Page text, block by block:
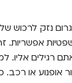
נזק לרכוש
רגילים אליו.
אופנוע או רכב.